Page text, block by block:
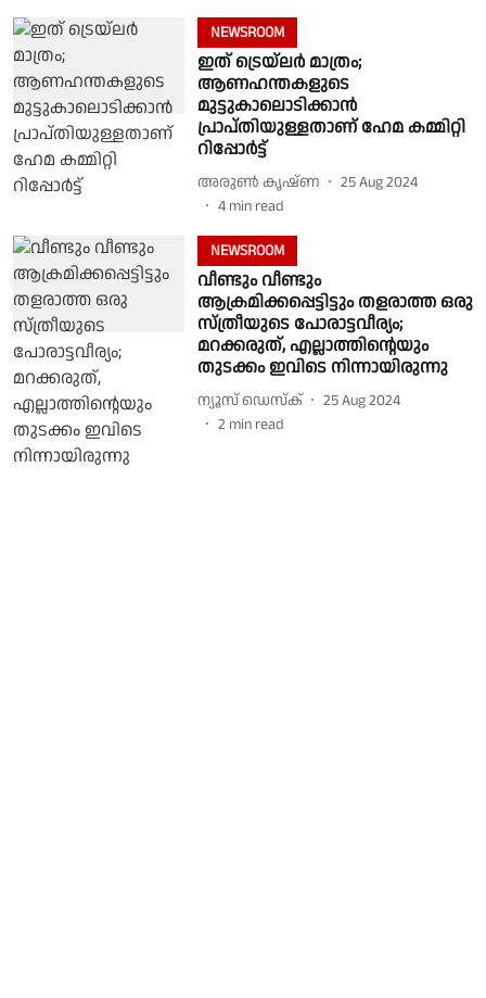
NEWSROOM
ഇത് ട്രെയ്‌ലര്‍ മാത്രം;
ആണഹന്തകളുടെ
മുട്ടുകാലൊടിക്കാന്‍
പ്രാപ്തിയുള്ളതാണ് ഹേമ കമ്മിറ്റി
റിപ്പോര്‍ട്ട്
അരുണ്‍ കൃഷ്ണ
25 Aug 2024
4 min read
NEWSROOM
വീണ്ടും വീണ്ടും
ആക്രമിക്കപ്പെട്ടിട്ടും തളരാത്ത ഒരു
സ്ത്രീയുടെ പോരാട്ടവീര്യം;
മറക്കരുത്, എല്ലാത്തിന്റെയും
തുടക്കം ഇവിടെ നിന്നായിരുന്നു
ന്യൂസ് ഡെസ്ക്
25 Aug 2024
2 min read